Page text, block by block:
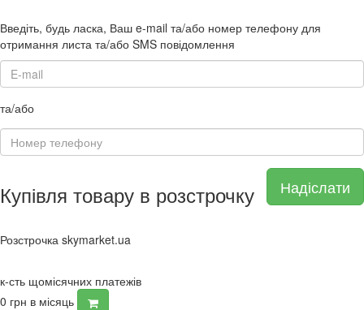
Введіть, будь ласка, Ваш e-mail та/або номер телефону для
отримання листа та/або SMS повідомлення
та/або
Надіслати
Купівля товару в розстрочку
Розстрочка skymarket.ua
к-сть щомісячних платежів
0 грн в місяць